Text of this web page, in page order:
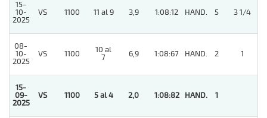
15-
10-
2025
VS 1100 11 al 9 3,9 1:08:12 HAND. 5 3 1/4
08-
10-
2025
VS 1100
10 al
7
6,9 1:08:67 HAND. 2 1
15-
09-
2025
VS 1100 5 al 4 2,0 1:08:82 HAND. 1